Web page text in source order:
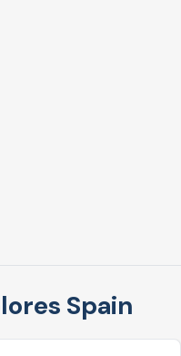
Spain